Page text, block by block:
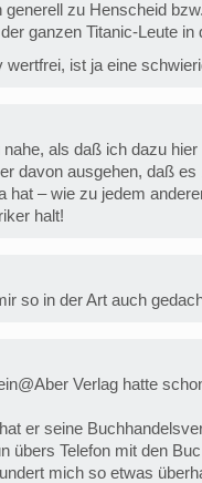
generell zu Henscheid
ganzen Titanic-Leute in
wertfrei, ist ja eine
als daß ich dazu hier
davon ausgehen, daß es
hat – wie zu jedem
halt!
so in der Art auch
Verlag hatte
er seine
übers Telefon mit den
mich so etwas